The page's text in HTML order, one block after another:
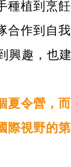
種植到烹
合作到自
興趣，也
夏令營，
際視野的第